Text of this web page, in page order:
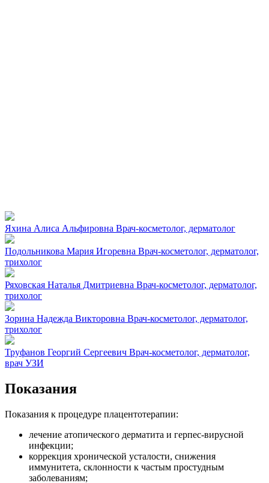
Яхина Алиса Альфировна Врач-косметолог, дерматолог
Подольникова Мария Игоревна Врач-косметолог, дерматолог,
трихолог
Ряховская Наталья Дмитриевна Врач-косметолог, дерматолог,
трихолог
Зорина Надежда Викторовна Врач-косметолог, дерматолог,
трихолог
Труфанов Георгий Сергеевич Врач-косметолог, дерматолог,
врач УЗИ
Показания
Показания к процедуре плацентотерапии:
лечение атопического дерматита и герпес-вирусной
инфекции;
коррекция хронической усталости, снижения
иммунитета, склонности к частым простудным
заболеваниям;